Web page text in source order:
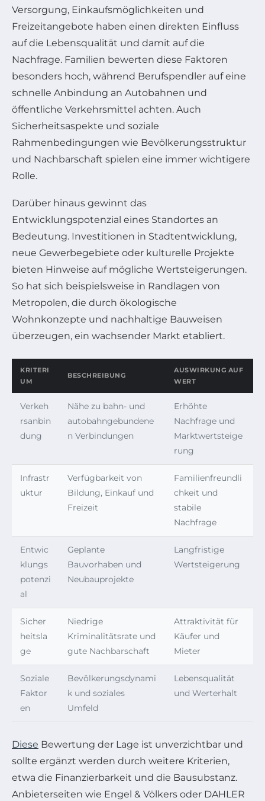
Versorgung, Einkaufsmöglichkeiten und
Freizeitangebote haben einen direkten Einfluss
auf die Lebensqualität und damit auf die
Nachfrage. Familien bewerten diese Faktoren
besonders hoch, während Berufspendler auf eine
schnelle Anbindung an Autobahnen und
öffentliche Verkehrsmittel achten. Auch
Sicherheitsaspekte und soziale
Rahmenbedingungen wie Bevölkerungsstruktur
und Nachbarschaft spielen eine immer wichtigere
Rolle.
Darüber hinaus gewinnt das
Entwicklungspotenzial eines Standortes an
Bedeutung. Investitionen in Stadtentwicklung,
neue Gewerbegebiete oder kulturelle Projekte
bieten Hinweise auf mögliche Wertsteigerungen.
So hat sich beispielsweise in Randlagen von
Metropolen, die durch ökologische
Wohnkonzepte und nachhaltige Bauweisen
überzeugen, ein wachsender Markt etabliert.
KRITERI
UM
BESCHREIBUNG
AUSWIRKUNG AUF
WERT
Verkeh
rsanbin
dung
Nähe zu bahn- und
autobahngebundene
n Verbindungen
Erhöhte
Nachfrage und
Marktwertsteige
rung
Infrastr
uktur
Verfügbarkeit von
Bildung, Einkauf und
Freizeit
Familienfreundli
chkeit und
stabile
Nachfrage
Entwic
klungs
potenzi
al
Geplante
Bauvorhaben und
Neubauprojekte
Langfristige
Wertsteigerung
Sicher
heitsla
ge
Niedrige
Kriminalitätsrate und
gute Nachbarschaft
Attraktivität für
Käufer und
Mieter
Soziale
Faktor
en
Bevölkerungsdynami
k und soziales
Umfeld
Lebensqualität
und Werterhalt
Diese Bewertung der Lage ist unverzichtbar und
sollte ergänzt werden durch weitere Kriterien,
etwa die Finanzierbarkeit und die Bausubstanz.
Anbieterseiten wie Engel & Völkers oder DAHLER